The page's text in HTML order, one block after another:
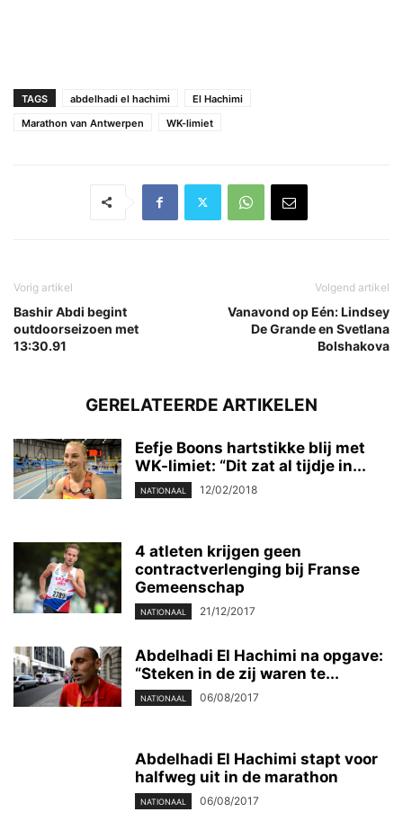
TAGS abdelhadi el hachimi
El Hachimi
Marathon van Antwerpen
WK-limiet
Vorig artikel
Bashir Abdi begint
outdoorseizoen met
13:30.91
Volgend artikel
Vanavond op Eén: Lindsey
De Grande en Svetlana
Bolshakova
GERELATEERDE ARTIKELEN
Eefje Boons hartstikke blij met
WK-limiet: “Dit zat al tijdje in...
NATIONAAL 12/02/2018
4 atleten krijgen geen
contractverlenging bij Franse
Gemeenschap
NATIONAAL 21/12/2017
Abdelhadi El Hachimi na opgave:
“Steken in de zij waren te...
NATIONAAL 06/08/2017
Abdelhadi El Hachimi stapt voor
halfweg uit in de marathon
NATIONAAL 06/08/2017